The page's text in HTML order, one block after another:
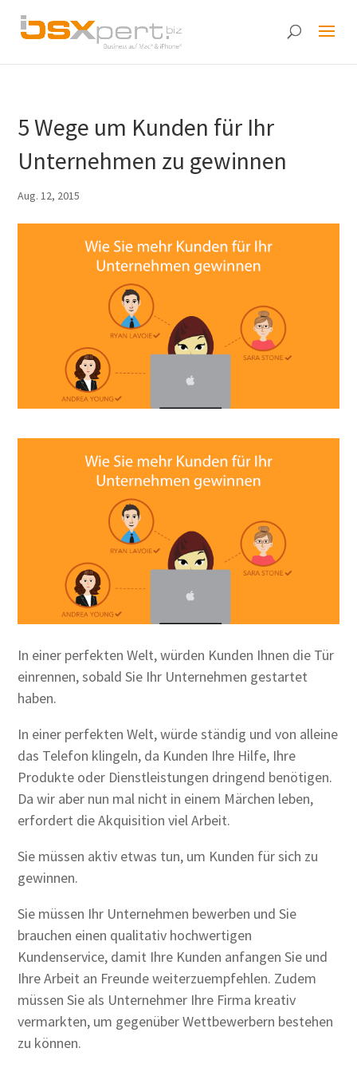
5 Wege um Kunden für Ihr
Unternehmen zu gewinnen
Aug. 12, 2015
In einer perfekten Welt, würden Kunden Ihnen die Tür
einrennen, sobald Sie Ihr Unternehmen gestartet
haben.
In einer perfekten Welt, würde ständig und von alleine
das Telefon klingeln, da Kunden Ihre Hilfe, Ihre
Produkte oder Dienstleistungen dringend benötigen.
Da wir aber nun mal nicht in einem Märchen leben,
erfordert die Akquisition viel Arbeit.
Sie müssen aktiv etwas tun, um Kunden für sich zu
gewinnen.
Sie müssen Ihr Unternehmen bewerben und Sie
brauchen einen qualitativ hochwertigen
Kundenservice, damit Ihre Kunden anfangen Sie und
Ihre Arbeit an Freunde weiterzuempfehlen. Zudem
müssen Sie als Unternehmer Ihre Firma kreativ
vermarkten, um gegenüber Wettbewerbern bestehen
zu können.